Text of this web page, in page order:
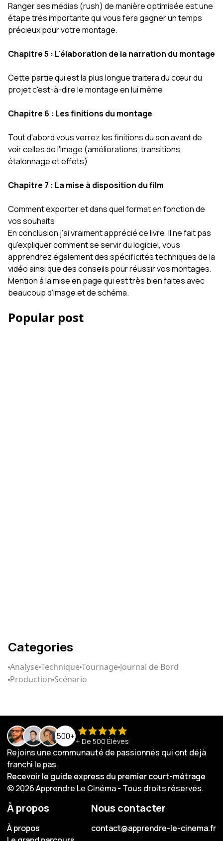
Ranger ses médias (rush) de manière optimisée est une
étape très importante qui vous fera gagner un temps
précieux pour votre montage.
Chapitre 5 : L'élaboration de la narration du montage
Cette partie qui est la plus longue traitera du cœur du
projet c'est-à-dire le montage en lui même
Chapitre 6 : Les finitions du montage
Tout d'abord vous verrez les finitions du son avant de
voir celles de l'image (améliorations, transitions,
étalonnage et effets)
Chapitre 7 : La mise à disposition du film
Comment exporter et dans quel format en fonction de
vos souhaits
En conclusion j'ai vraiment apprécié ce livre. Il ne fait pas
qu'expliquer comment se servir du logiciel, vous
apprendrez également des spécificités techniques de la
vidéo ainsi que des conseils pour réussir vos montages.
Mention à la mise en page qui est très bien faites avec
beaucoup d'image et de schéma.
Popular post
Categories
AnalyseTechniqueTournage Journal de Bord
Production Scénario
500+ + De 500 Élèves
Rejoins une communauté de passionnés qui ont déjà
franchi le pas.
Recevoir le guide express du premier court-métrage
Recevoir le guide express du premier court-métrage
© 2026 Apprendre Le Cinéma - Tous droits réservés.
À propos
À propos
À propos
Nous contacter
contact@apprendre-le-cinema.fr
contact@apprendre-le-cinema.fr